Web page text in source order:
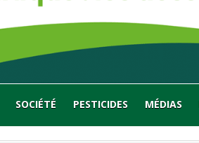
SOCIÉTÉ PESTICIDES MÉDIAS